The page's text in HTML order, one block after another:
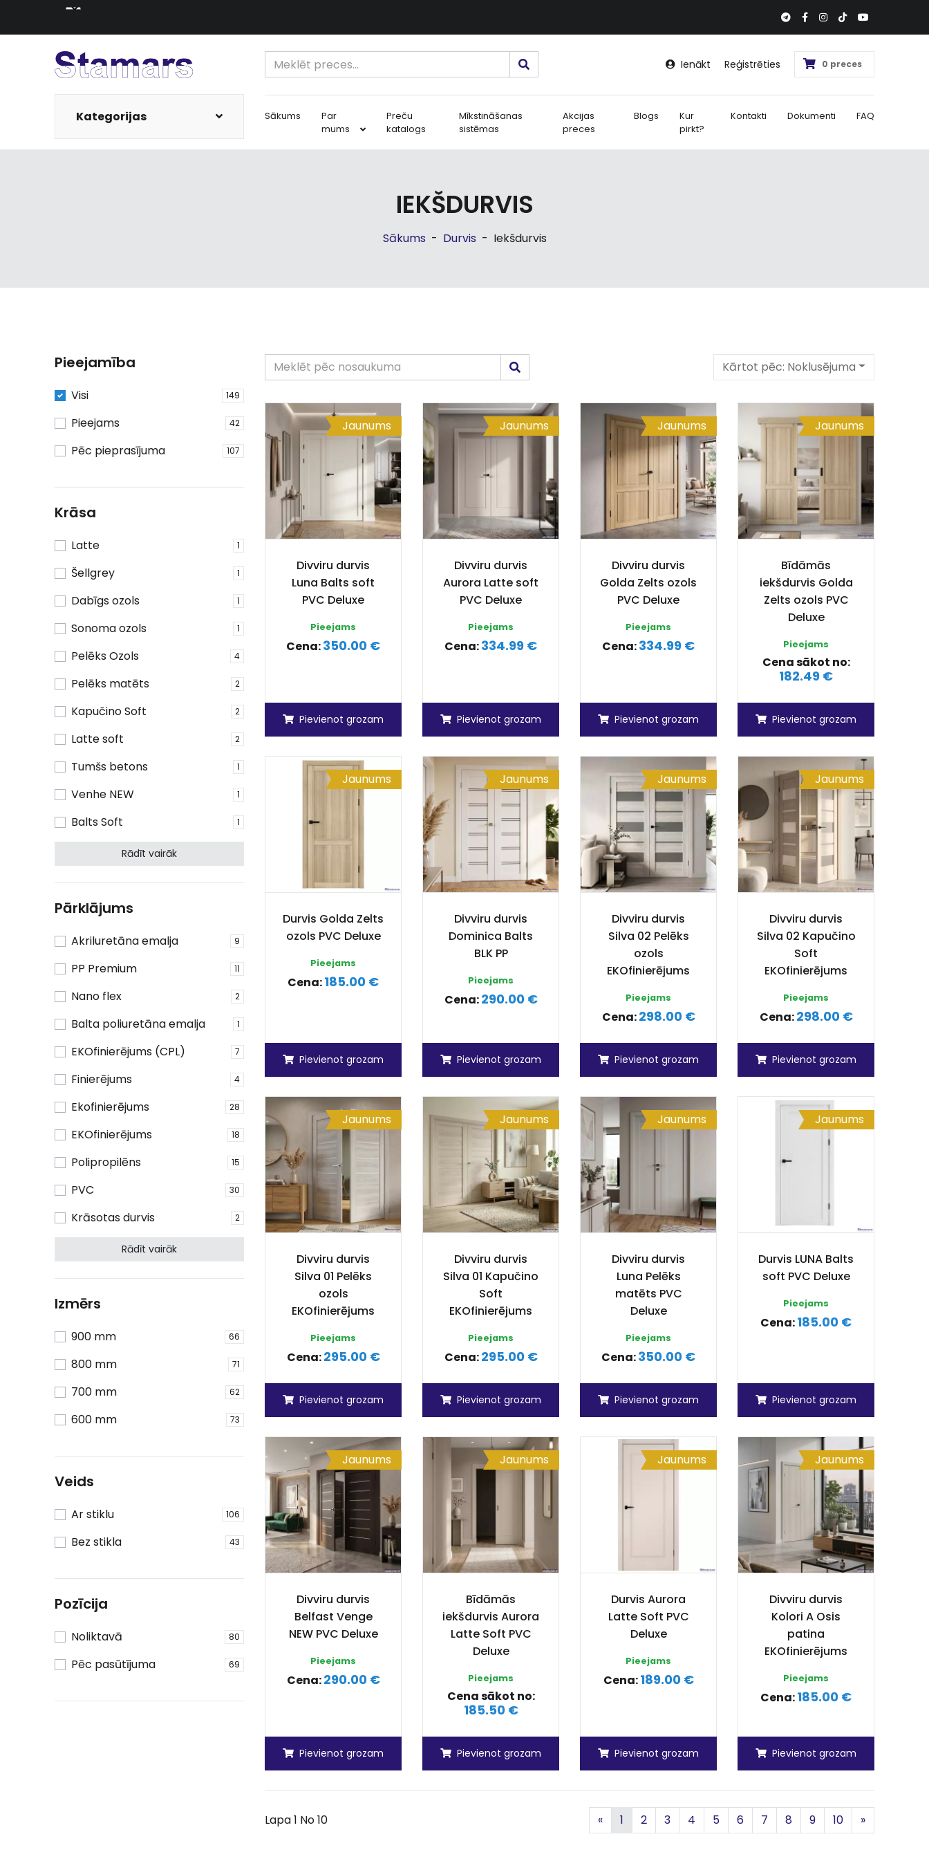
Ienākt Reģistrēties 0 preces
Kategorijas Sākums
Par
mums
Preču
katalogs
Mīkstināšanas
sistēmas
Akcijas
preces
Blogs
Kur
pirkt?
Kontakti Dokumenti FAQ
IEKŠDURVIS
Sākums - Durvis - Iekšdurvis
Pieejamība
Visi 149
Pieejams 42
Pēc pieprasījuma 107
Krāsa
Latte 1
Šellgrey 1
Dabīgs ozols 1
Sonoma ozols 1
Pelēks Ozols 4
Pelēks matēts 2
Kapučino Soft 2
Latte soft 2
Tumšs betons 1
Venhe NEW 1
Balts Soft 1
Rādīt vairāk
Pārklājums
Akriluretāna emalja 9
PP Premium 11
Nano flex 2
Balta poliuretāna emalja 1
EKOfinierējums (CPL) 7
Finierējums 4
Ekofinierējums 28
EKOfinierējums 18
Polipropilēns 15
PVC 30
Krāsotas durvis 2
Rādīt vairāk
Izmērs
900 mm 66
800 mm 71
700 mm 62
600 mm 73
Veids
Ar stiklu 106
Bez stikla 43
Pozīcija
Noliktavā 80
Pēc pasūtījuma 69
Kārtot pēc: Noklusējuma
Jaunums
Divviru durvis
Luna Balts soft
PVC Deluxe
Pieejams
Cena:350.00 €
Pievienot grozam
Jaunums
Divviru durvis
Aurora Latte soft
PVC Deluxe
Pieejams
Cena:334.99 €
Pievienot grozam
Jaunums
Divviru durvis
Golda Zelts ozols
PVC Deluxe
Pieejams
Cena:334.99 €
Pievienot grozam
Jaunums
Bīdāmās
iekšdurvis Golda
Zelts ozols PVC
Deluxe
Pieejams
Cena sākot no:
182.49 €
Pievienot grozam
Jaunums
Durvis Golda Zelts
ozols PVC Deluxe
Pieejams
Cena:185.00 €
Pievienot grozam
Jaunums
Divviru durvis
Dominica Balts
BLK PP
Pieejams
Cena:290.00 €
Pievienot grozam
Jaunums
Divviru durvis
Silva 02 Pelēks
ozols
EKOfinierējums
Pieejams
Cena:298.00 €
Pievienot grozam
Jaunums
Divviru durvis
Silva 02 Kapučino
Soft
EKOfinierējums
Pieejams
Cena:298.00 €
Pievienot grozam
Jaunums
Divviru durvis
Silva 01 Pelēks
ozols
EKOfinierējums
Pieejams
Cena:295.00 €
Pievienot grozam
Jaunums
Divviru durvis
Silva 01 Kapučino
Soft
EKOfinierējums
Pieejams
Cena:295.00 €
Pievienot grozam
Jaunums
Divviru durvis
Luna Pelēks
matēts PVC
Deluxe
Pieejams
Cena:350.00 €
Pievienot grozam
Jaunums
Durvis LUNA Balts
soft PVC Deluxe
Pieejams
Cena:185.00 €
Pievienot grozam
Jaunums
Divviru durvis
Belfast Venge
NEW PVC Deluxe
Pieejams
Cena:290.00 €
Pievienot grozam
Jaunums
Bīdāmās
iekšdurvis Aurora
Latte Soft PVC
Deluxe
Pieejams
Cena sākot no:
185.50 €
Pievienot grozam
Jaunums
Durvis Aurora
Latte Soft PVC
Deluxe
Pieejams
Cena:189.00 €
Pievienot grozam
Jaunums
Divviru durvis
Kolori A Osis
patina
EKOfinierējums
Pieejams
Cena:185.00 €
Pievienot grozam
Lapa 1 No 10 «Iepriekšējā
1 2 3 4 5 6 7 8 9 10 »Nākamā